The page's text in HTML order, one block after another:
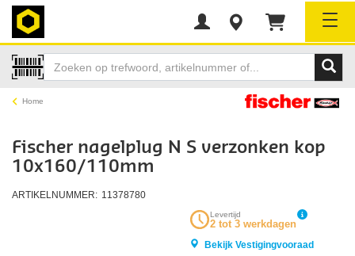
Home
Fischer nagelplug N S verzonken kop
10x160/110mm
ARTIKELNUMMER: 11378780
Levertijd
2 tot 3 werkdagen
Bekijk Vestigingvooraad